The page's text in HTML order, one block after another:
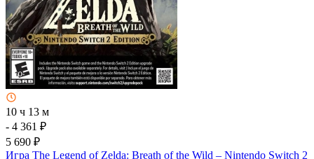
10 ч 13 м
- 4 361 ₽
5 690 ₽
Игра The Legend of Zelda: Breath of the Wild – Nintendo Switch 2